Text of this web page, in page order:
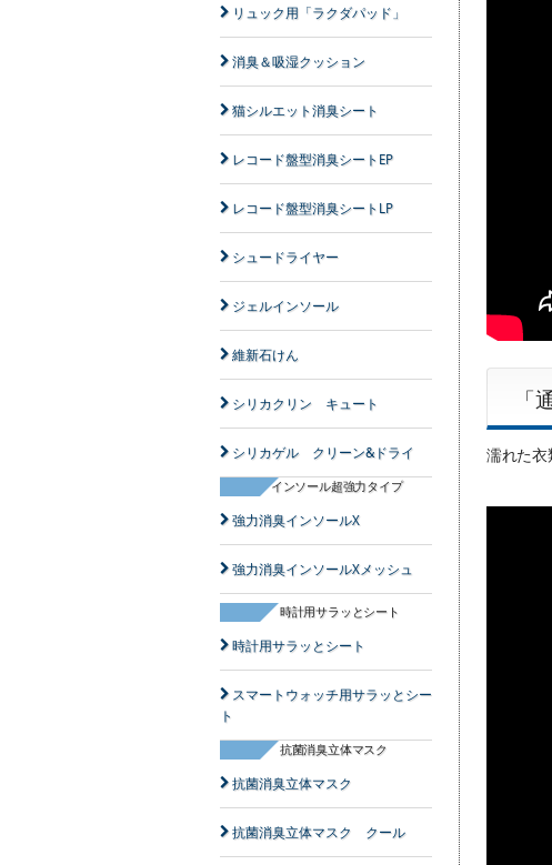
濡れた
リュック用「ラクダパッド」
消臭＆吸湿クッション
猫シルエット消臭シート
レコード盤型消臭シートEP
レコード盤型消臭シートLP
シュードライヤー
ジェルインソール
維新石けん
シリカクリン キュート
シリカゲル クリーン&ドライ
インソール超強力タイプ
強力消臭インソールX
強力消臭インソールXメッシュ
時計用サラッとシート
時計用サラッとシート
スマートウォッチ用サラッとシー
ト
抗菌消臭立体マスク
抗菌消臭立体マスク
抗菌消臭立体マスク クール